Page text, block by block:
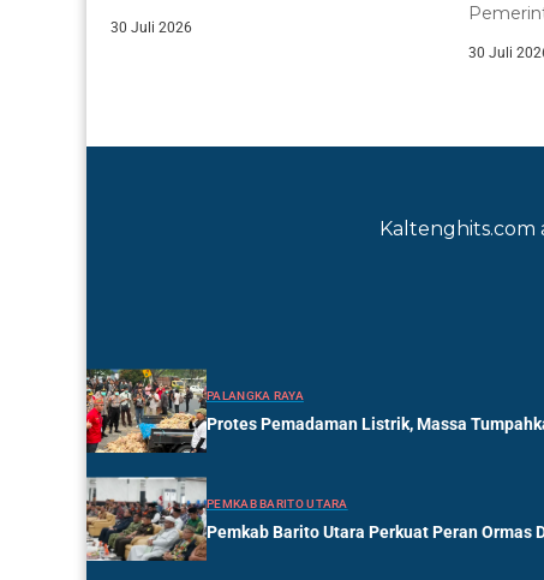
30 Juli 2026
30 Juli
PALANGKA RAYA
Protes Pemadaman Listrik, Massa
PEMKAB BARITO UTARA
Pemkab Barito Utara Perkuat Peran Ormas